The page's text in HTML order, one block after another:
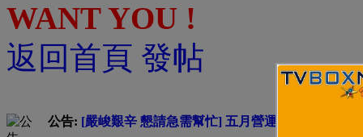
WANT YOU !
返回首頁 發帖
公告: [嚴峻艱辛 懇請急需幫忙] 五月營運費緊急募集